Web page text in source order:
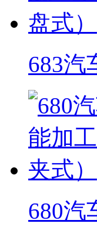
683汽
680汽